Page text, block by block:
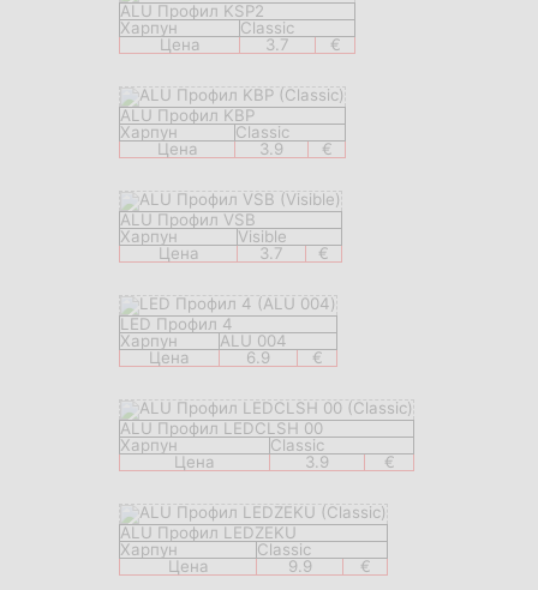
ALU Профил KSP2
Харпун
Classic
Цена
3.7 €
ALU Профил KBP
Харпун
Classic
Цена
3.9 €
ALU Профил VSB
Харпун
Visible
Цена
3.7 €
LED Профил 4
Харпун
ALU 004
Цена
6.9 €
ALU Профил LEDCLSH 00
Харпун
Classic
Цена
3.9 €
ALU Профил LEDZEKU
Харпун
Classic
Цена
9.9 €